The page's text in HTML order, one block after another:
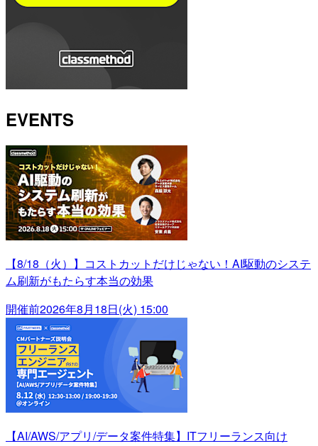
EVENTS
【8/18（火）】コストカットだけじゃない！AI駆動のシステ
ム刷新がもたらす本当の効果
開催前2026年8月18日(火) 15:00
【AI/AWS/アプリ/データ案件特集】ITフリーランス向け